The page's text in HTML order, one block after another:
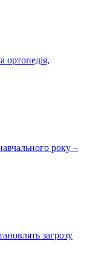
ортопедія,
року –
загрозу